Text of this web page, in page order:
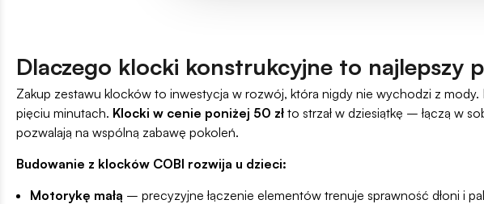
Dlaczego klocki konstrukcyjne to najlepszy
Zakup zestawu klocków to inwestycja w rozwój, która nigdy nie wychodzi z
pięciu minutach. Klocki w cenie poniżej 50 zł to strzał w dziesiątkę – łączą w
pozwalają na wspólną zabawę pokoleń.
Budowanie z klocków COBI rozwija u dzieci:
Motorykę małą – precyzyjne łączenie elementów trenuje sprawność dłoni i